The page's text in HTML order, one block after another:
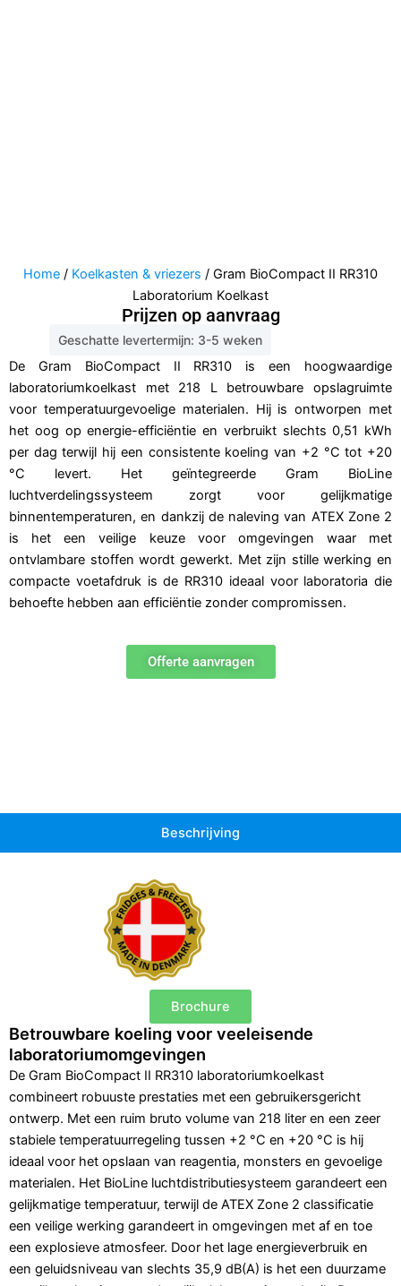
Home / Koelkasten & vriezers / Gram BioCompact II RR310
Laboratorium Koelkast
Prijzen op aanvraag
Geschatte levertermijn: 3-5 weken
De Gram BioCompact II RR310 is een hoogwaardige
laboratoriumkoelkast met 218 L betrouwbare opslagruimte
voor temperatuurgevoelige materialen. Hij is ontworpen met
het oog op energie-efficiëntie en verbruikt slechts 0,51 kWh
per dag terwijl hij een consistente koeling van +2 °C tot +20
°C levert. Het geïntegreerde Gram BioLine
luchtverdelingssysteem zorgt voor gelijkmatige
binnentemperaturen, en dankzij de naleving van ATEX Zone 2
is het een veilige keuze voor omgevingen waar met
ontvlambare stoffen wordt gewerkt. Met zijn stille werking en
compacte voetafdruk is de RR310 ideaal voor laboratoria die
behoefte hebben aan efficiëntie zonder compromissen.
Offerte aanvragen
Beschrijving
Brochure
Betrouwbare koeling voor veeleisende
laboratoriumomgevingen
De Gram BioCompact II RR310 laboratoriumkoelkast
combineert robuuste prestaties met een gebruikersgericht
ontwerp. Met een ruim bruto volume van 218 liter en een zeer
stabiele temperatuurregeling tussen +2 °C en +20 °C is hij
ideaal voor het opslaan van reagentia, monsters en gevoelige
materialen. Het BioLine luchtdistributiesysteem garandeert een
gelijkmatige temperatuur, terwijl de ATEX Zone 2 classificatie
een veilige werking garandeert in omgevingen met af en toe
een explosieve atmosfeer. Door het lage energieverbruik en
een geluidsniveau van slechts 35,9 dB(A) is het een duurzame